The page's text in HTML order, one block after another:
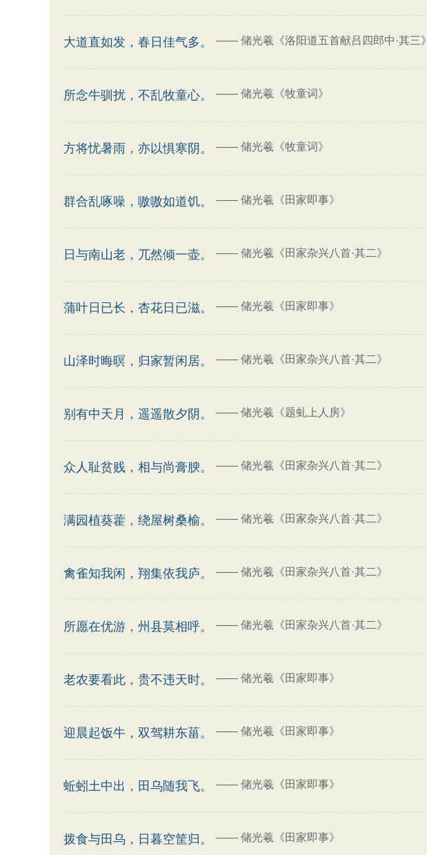
大道直如发，春日佳气多。 —— 储光羲《洛阳道五首献吕四郎中·其三》
所念牛驯扰，不乱牧童心。 —— 储光羲《牧童词》
方将忧暑雨，亦以惧寒阴。 —— 储光羲《牧童词》
群合乱啄噪，嗷嗷如道饥。 —— 储光羲《田家即事》
日与南山老，兀然倾一壶。 —— 储光羲《田家杂兴八首·其二》
蒲叶日已长，杏花日已滋。 —— 储光羲《田家即事》
山泽时晦暝，归家暂闲居。 —— 储光羲《田家杂兴八首·其二》
别有中天月，遥遥散夕阴。 —— 储光羲《题虬上人房》
众人耻贫贱，相与尚膏腴。 —— 储光羲《田家杂兴八首·其二》
满园植葵藿，绕屋树桑榆。 —— 储光羲《田家杂兴八首·其二》
禽雀知我闲，翔集依我庐。 —— 储光羲《田家杂兴八首·其二》
所愿在优游，州县莫相呼。 —— 储光羲《田家杂兴八首·其二》
老农要看此，贵不违天时。 —— 储光羲《田家即事》
迎晨起饭牛，双驾耕东菑。 —— 储光羲《田家即事》
蚯蚓土中出，田乌随我飞。 —— 储光羲《田家即事》
拨食与田乌，日暮空筐归。 —— 储光羲《田家即事》